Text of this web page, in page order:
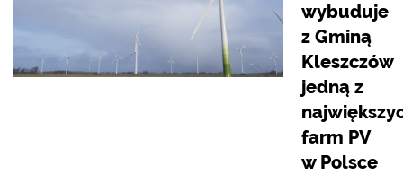
wybuduje
z Gminą
Kleszczów
jedną z
farm PV
w Polsce